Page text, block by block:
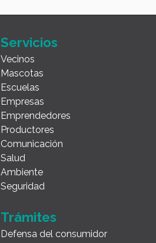
Servicios
Vecinos
Mascotas
Escuelas
Empresas
Emprendedores
Productores
Comunicación
Salud
Ambiente
Seguridad
Trámites
Defensa del consumidor